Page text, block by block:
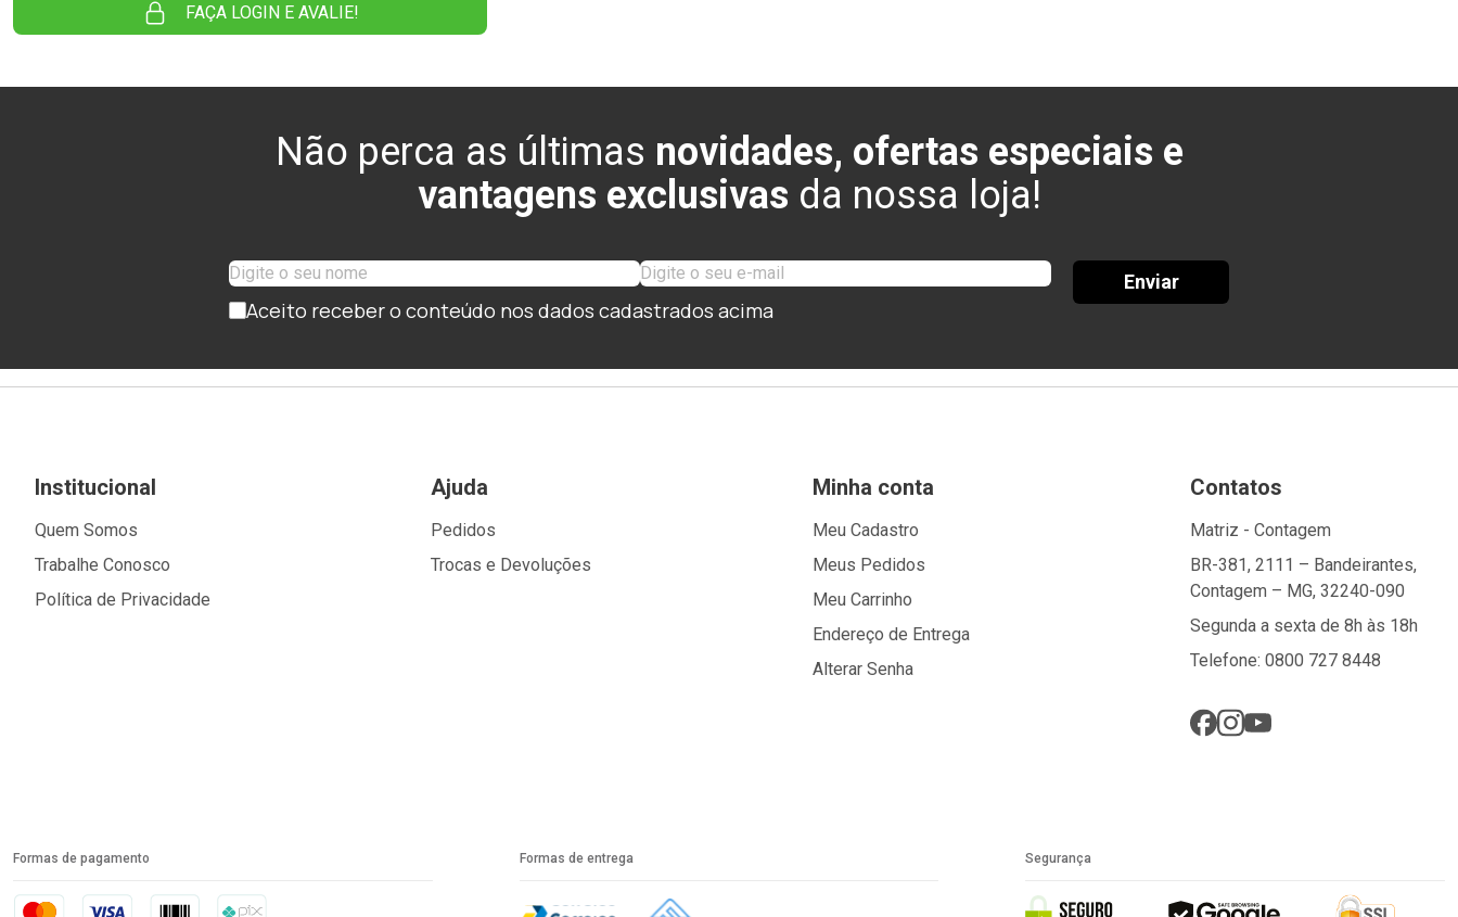
FAÇA LOGIN E AVALIE!
Não perca as últimas novidades, ofertas especiais e
vantagens exclusivas da nossa loja!
Aceito receber o conteúdo nos dados cadastrados acima
Enviar
Institucional
Quem Somos
Trabalhe Conosco
Política de Privacidade
Ajuda
Pedidos
Trocas e Devoluções
Minha conta
Meu Cadastro
Meus Pedidos
Meu Carrinho
Endereço de Entrega
Alterar Senha
Contatos
Matriz - Contagem
BR-381, 2111 – Bandeirantes,
Contagem – MG, 32240-090
Segunda a sexta de 8h às 18h
Telefone: 0800 727 8448
Formas de pagamento Formas de entrega Segurança